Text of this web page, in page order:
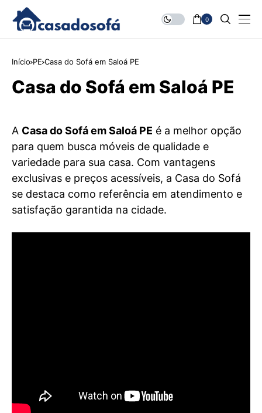
0
Início PE Casa do Sofá em Saloá PE
Casa do Sofá em Saloá PE
A Casa do Sofá em Saloá PE é a melhor opção
para quem busca móveis de qualidade e
variedade para sua casa. Com vantagens
exclusivas e preços acessíveis, a Casa do Sofá
se destaca como referência em atendimento e
satisfação garantida na cidade.